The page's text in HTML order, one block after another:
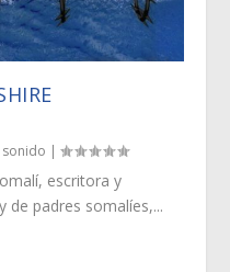
sonido |
escritora y
de padres somalíes,...